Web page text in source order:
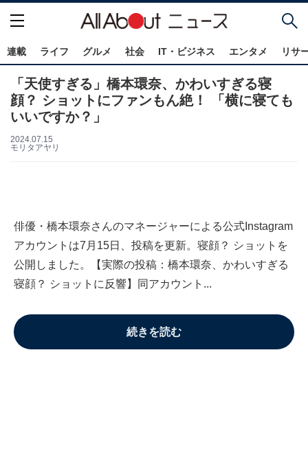
連載 ライフ グルメ 社会 IT・ビジネス エンタメ リサ
「天使すぎる」橋本環奈、かわいすぎる寝
顔？ ショットにファンもん絶！ 「横に寝ても
いいですか？」
2024.07.15
モリタアヤリ
俳優・橋本環奈さんのマネージャーによる公式Instagram
アカウントは7月15日、投稿を更新。寝顔？ ショットを
公開しました。【実際の投稿：橋本環奈、かわいすぎる
寝顔？ ショットに反響】同アカウント...
続きを読む